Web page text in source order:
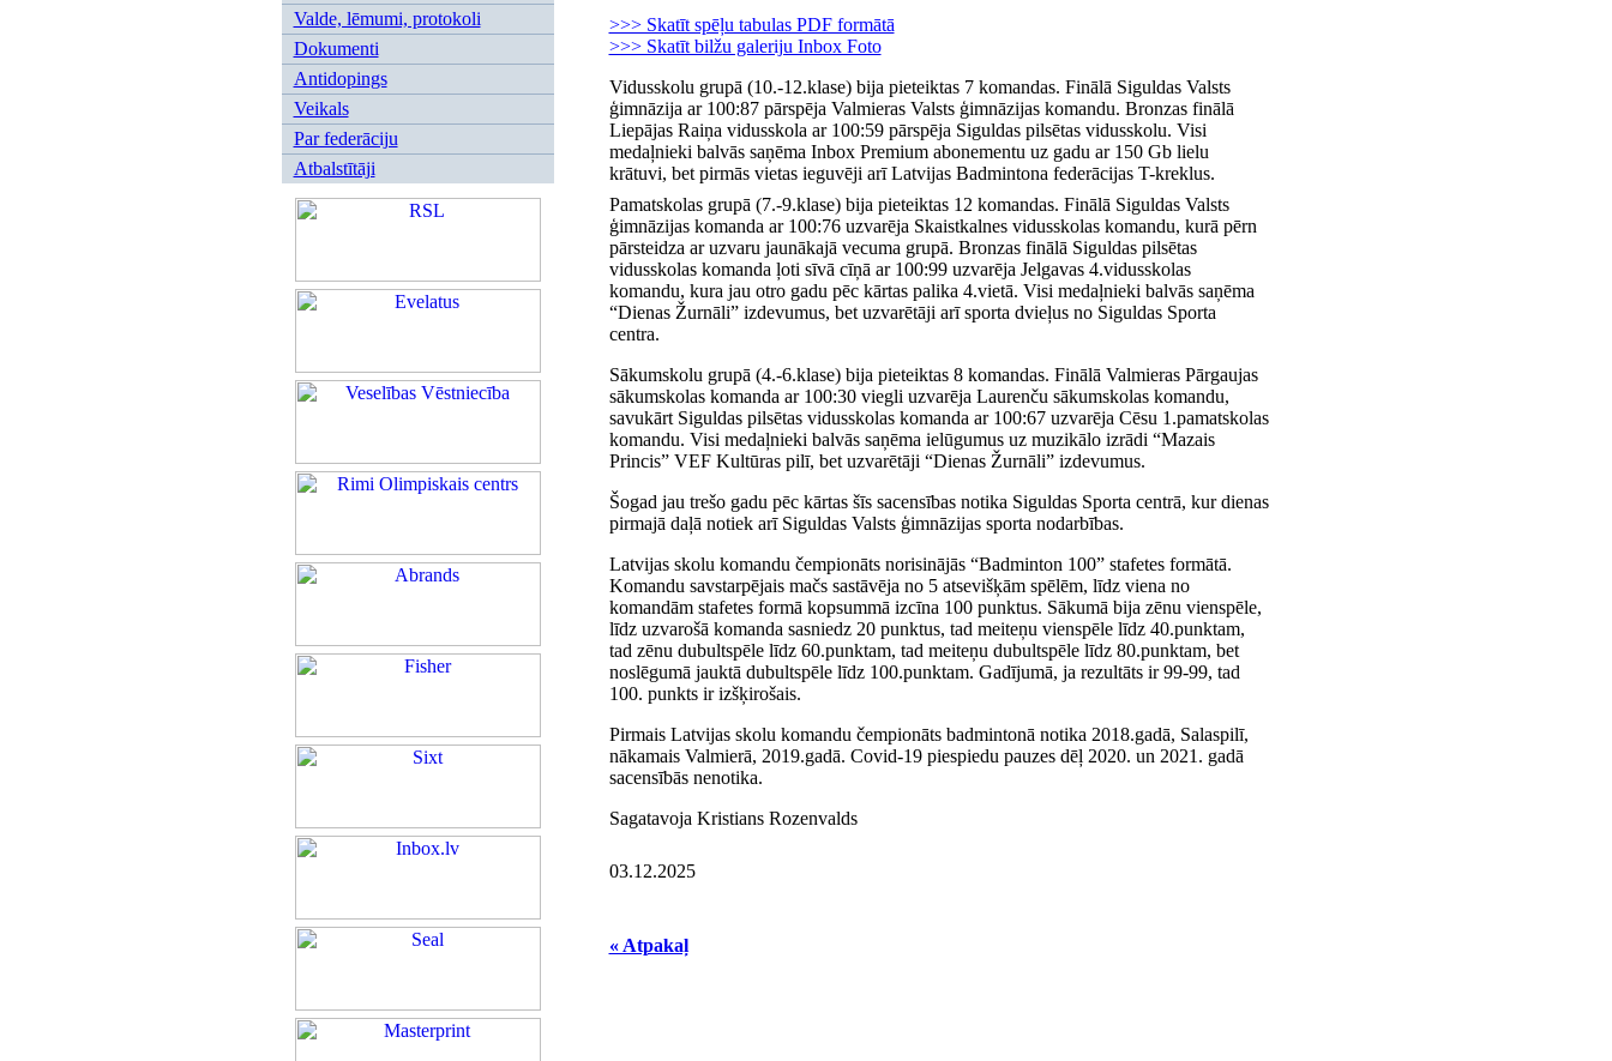
Valde, lēmumi, protokoli
Dokumenti
Antidopings
Veikals
Par federāciju
Atbalstītāji
>>> Skatīt spēļu tabulas PDF formātā
>>> Skatīt bilžu galeriju Inbox Foto
Vidusskolu grupā (10.-12.klase) bija pieteiktas 7 komandas. Finālā Siguldas Valsts
ģimnāzija ar 100:87 pārspēja Valmieras Valsts ģimnāzijas komandu. Bronzas finālā
Liepājas Raiņa vidusskola ar 100:59 pārspēja Siguldas pilsētas vidusskolu. Visi
medaļnieki balvās saņēma Inbox Premium abonementu uz gadu ar 150 Gb lielu
krātuvi, bet pirmās vietas ieguvēji arī Latvijas Badmintona federācijas T-kreklus.
Pamatskolas grupā (7.-9.klase) bija pieteiktas 12 komandas. Finālā Siguldas Valsts
ģimnāzijas komanda ar 100:76 uzvarēja Skaistkalnes vidusskolas komandu, kurā pērn
pārsteidza ar uzvaru jaunākajā vecuma grupā. Bronzas finālā Siguldas pilsētas
vidusskolas komanda ļoti sīvā cīņā ar 100:99 uzvarēja Jelgavas 4.vidusskolas
komandu, kura jau otro gadu pēc kārtas palika 4.vietā. Visi medaļnieki balvās saņēma
“Dienas Žurnāli” izdevumus, bet uzvarētāji arī sporta dvieļus no Siguldas Sporta
centra.
Sākumskolu grupā (4.-6.klase) bija pieteiktas 8 komandas. Finālā Valmieras Pārgaujas
sākumskolas komanda ar 100:30 viegli uzvarēja Laurenču sākumskolas komandu,
savukārt Siguldas pilsētas vidusskolas komanda ar 100:67 uzvarēja Cēsu 1.pamatskolas
komandu. Visi medaļnieki balvās saņēma ielūgumus uz muzikālo izrādi “Mazais
Princis” VEF Kultūras pilī, bet uzvarētāji “Dienas Žurnāli” izdevumus.
Šogad jau trešo gadu pēc kārtas šīs sacensības notika Siguldas Sporta centrā, kur dienas
pirmajā daļā notiek arī Siguldas Valsts ģimnāzijas sporta nodarbības.
Latvijas skolu komandu čempionāts norisinājās “Badminton 100” stafetes formātā.
Komandu savstarpējais mačs sastāvēja no 5 atsevišķām spēlēm, līdz viena no
komandām stafetes formā kopsummā izcīna 100 punktus. Sākumā bija zēnu vienspēle,
līdz uzvarošā komanda sasniedz 20 punktus, tad meiteņu vienspēle līdz 40.punktam,
tad zēnu dubultspēle līdz 60.punktam, tad meiteņu dubultspēle līdz 80.punktam, bet
noslēgumā jauktā dubultspēle līdz 100.punktam. Gadījumā, ja rezultāts ir 99-99, tad
100. punkts ir izšķirošais.
Pirmais Latvijas skolu komandu čempionāts badmintonā notika 2018.gadā, Salaspilī,
nākamais Valmierā, 2019.gadā. Covid-19 piespiedu pauzes dēļ 2020. un 2021. gadā
sacensībās nenotika.
Sagatavoja Kristians Rozenvalds
03.12.2025
« Atpakaļ